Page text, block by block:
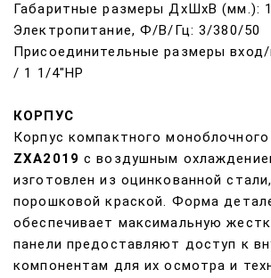
Габаритные размеры ДхШхВ (мм.):
Электропитание, Ф/В/Гц: 3/380/50
Присоединительные размеры
/ 1 1/4"НР
КОРПУС
Корпус компактного моноблочного
ZXA2019 с воздушным
изготовлен из оцинкованной
порошковой краской. Форма
обеспечивает максимальную
панели предоставляют доступ к
компонентам для их осмотра и